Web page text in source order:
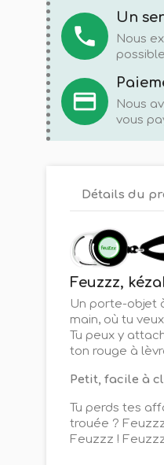
local_phone
Un
Nous
credit_card
Nous
vous
Détails du
Feuzzz,
Un porte-objet
main, où tu
Tu peux y
ton rouge à
Petit, facile à
Tu perds tes
trouée ?
Feuzzz !